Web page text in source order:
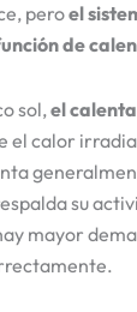
peroel
de
sol,el
el calor
su
mayor